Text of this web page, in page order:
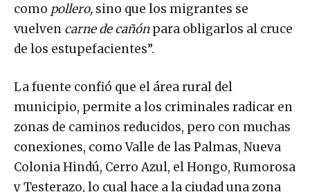
como pollero, sino que los migrantes se
vuelven carne de cañónpara obligarlos al cruce
de los estupefacientes”.
La fuente confió que el área rural del
municipio, permite a los criminales radicar en
zonas de caminos reducidos, pero con muchas
conexiones, como Valle de las Palmas, Nueva
Colonia Hindú, Cerro Azul, el Hongo, Rumorosa
y Testerazo, lo cual hace a la ciudad una zona